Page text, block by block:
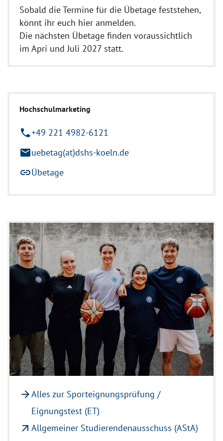
Sobald die Termine für die Übetage feststehen,
könnt ihr euch hier anmelden.
Die nächsten Übetage finden voraussichtlich
im Apri und Juli 2027 statt.
Hochschulmarketing
phone+49 221 4982-6121
mailuebetag(at)dshs-koeln.de
linkÜbetage
arrow_forwardAlles zur Sporteignungsprüfung /
Eignungstest (ET)
arrow_outward Allgemeiner Studierendenausschuss (AStA)